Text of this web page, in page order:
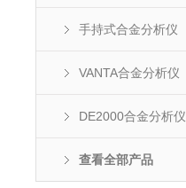
手持式合金分析仪
VANTA合金分析仪
DE2000合金分析仪
查看全部产品